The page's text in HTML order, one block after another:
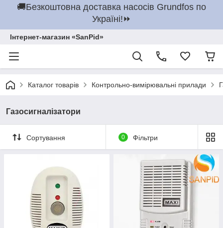
🚚Безкоштовна доставка насосів Grundfos по
Україні!⏩
Інтернет-магазин «SanPid»
Каталог товарів Контрольно-вимірювальні прилади
Газосигналізатори
Сортування 0 Фільтри